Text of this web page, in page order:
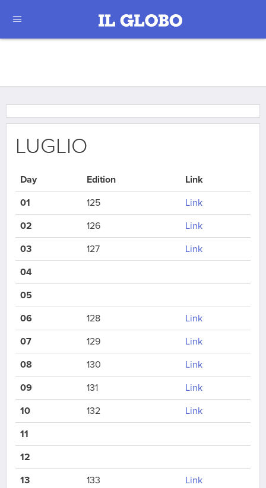
LUGLIO
Day Edition
Link
01
125
Link
02
126
Link
03
127
Link
04
05
06
128
Link
07
129
Link
08
130
Link
09
131
Link
10
132
Link
11
12
13
133
Link